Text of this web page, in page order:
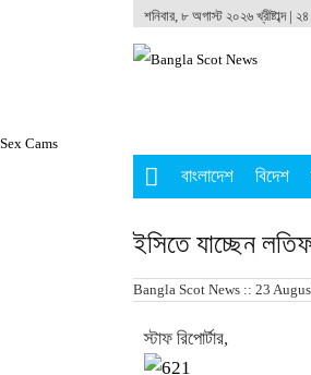
শনিবার, ৮ অগাস্ট ২০২৬ খ্রীষ্টাব্দ |
Sex Cams
বাংলাদেশ বিদেশ
ইসিতে যাচ্ছেন লতিফ
Bangla Scot News :: 23
স্টাফ রিপোর্টার,